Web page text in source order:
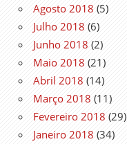
Agosto 2018 (5)
Julho 2018 (6)
Junho 2018 (2)
Maio 2018 (21)
Abril 2018 (14)
Março 2018 (11)
Fevereiro 2018 (29)
Janeiro 2018 (34)